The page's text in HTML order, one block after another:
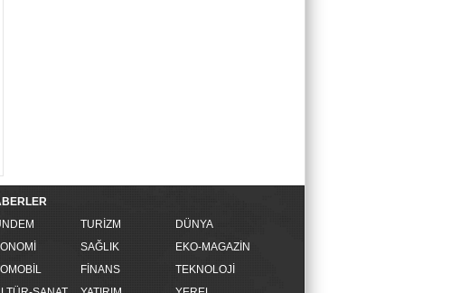
TURİZM
DÜNYA
SAĞLIK
EKO-MAGAZİN
FİNANS
TEKNOLOJİ